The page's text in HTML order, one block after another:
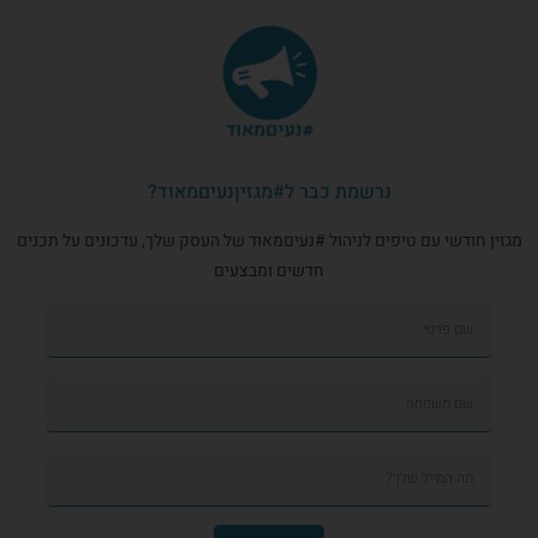
נרשמת כבר ל#מגזיןנעיםמאוד?
מגזין חודשי עם טיפים לניהול #נעיםמאוד של העסק שלך, עדכונים על תכנים
חדשים ומבצעים